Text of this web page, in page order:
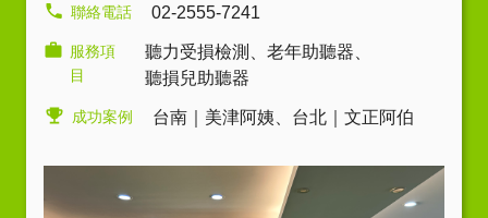
聯絡電話 02-2555-7241
服務項
目
聽力受損檢測 老年助聽器
聽損兒助聽器
成功案例 台南｜美津阿姨 台北｜文正阿伯